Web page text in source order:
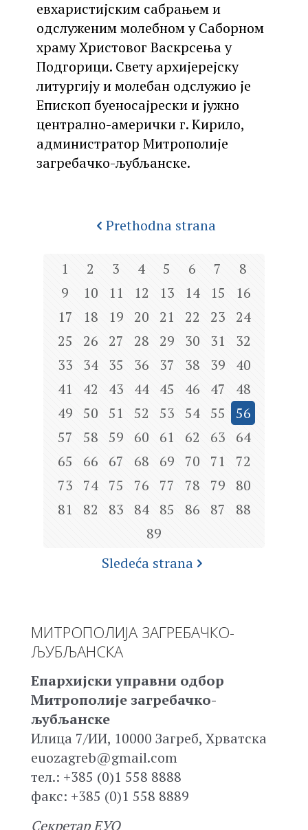
евхаристијским сабрањем и
одслуженим молебном у Саборном
храму Христовог Васкрсења у
Подгорици. Свету архијерејску
литургију и молебан одслужио је
Епископ буеносајрески и јужно
централно-амерички г. Кирило,
администратор Митрополије
загребачко-љубљанске.
Prethodna strana
1 2 3 4 5 6 7
8
9
10 11 12 13 14 15
16
17
18 19 20 21 22 23
24
25
26 27 28 29 30 31
32
33
34 35 36 37 38 39
40
41
42 43 44 45 46 47
48
49
50 51 52 53 54 55
56
57
58 59 60 61 62 63
64
65
66 67 68 69 70 71
72
73
74 75 76 77 78 79
80
81
82 83 84 85 86 87
88
89
Sledeća strana
МИТРОПОЛИЈА ЗАГРЕБАЧКО-
ЉУБЉАНСКА
Епархијски управни одбор
Митрополије загребачко-
љубљанске
Илица 7/ИИ, 10000 Загреб, Хрватска
euozagreb@gmail.com
тел.: +385 (0)1 558 8888
факс: +385 (0)1 558 8889
Секретар ЕУО